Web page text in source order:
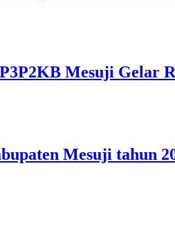
Mesuji Gelar
Mesuji tahun